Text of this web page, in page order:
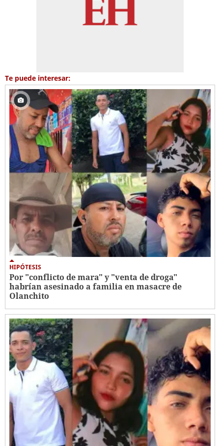
Te puede interesar:
HIPÓTESIS
Por "conflicto de mara" y "venta de droga"
habrían asesinado a familia en masacre de
Olanchito